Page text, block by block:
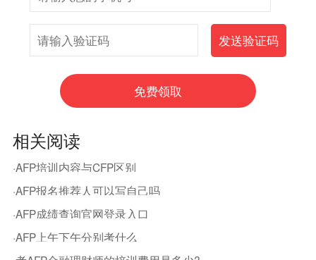
相关阅读
·AFP培训内容与CFP区别
·AFP报名推荐人可以写自己吗
·AFP成绩查询官网登录入口
·AFP上午下午分别考什么